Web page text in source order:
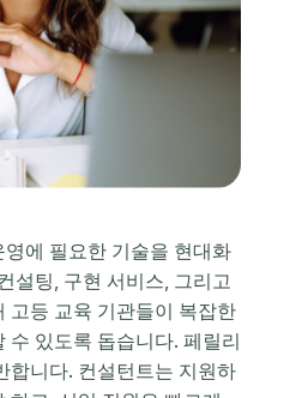
에 필요한 기술을 현대화
설팅, 구현 서비스, 그리고
고등 교육 기관들이 복잡한
수 있도록 돕습니다. 페릴리
합니다. 컨설턴트는 지원하